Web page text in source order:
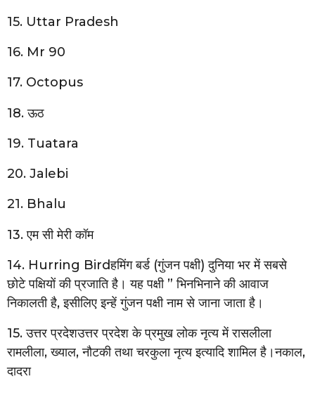
15. Uttar Pradesh
16. Mr 90
17. Octopus
18. ऊठ
19. Tuatara
20. Jalebi
21. Bhalu
13. एम सी मेरी कॉम
14. Hurring Birdहमिंग बर्ड (गुंजन पक्षी) दुनिया भर में सबसे
छोटे पक्षियों की प्रजाति है। यह पक्षी ” भिनभिनाने की आवाज
निकालती है, इसीलिए इन्हें गुंजन पक्षी नाम से जाना जाता है।
15. उत्तर प्रदेशउत्तर प्रदेश के प्रमुख लोक नृत्य में रासलीला
रामलीला, ख्याल, नौटकी तथा चरकुला नृत्य इत्यादि शामिल है।नकाल,
दादरा